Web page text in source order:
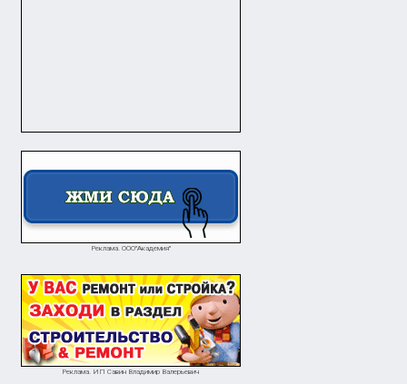
Реклама. ООО"Академия"
Реклама. ИП Савин Владимир Валерьевич